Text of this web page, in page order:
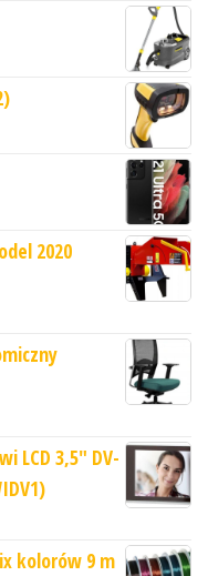
2020
LCD 3,5" DV-
kolorów 9 m